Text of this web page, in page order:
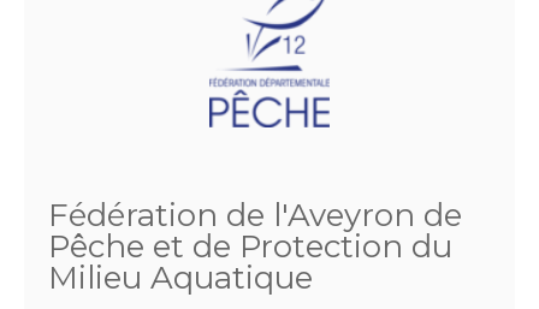
Fédération de l'Aveyron de
Pêche et de Protection du
Milieu Aquatique